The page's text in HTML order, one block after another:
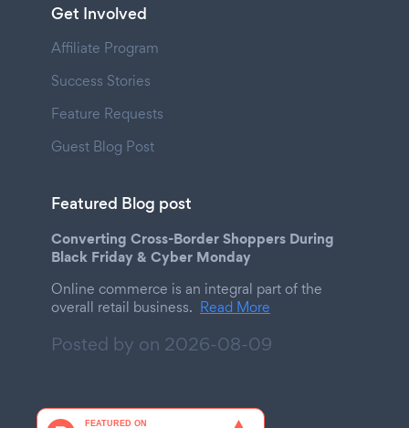
Get Involved
Affiliate Program
Success Stories
Feature Requests
Guest Blog Post
Featured Blog post
Converting Cross-Border Shoppers During
Black Friday & Cyber Monday
Online commerce is an integral part of the
overall retail business. Read More
Posted by on 2026-08-09